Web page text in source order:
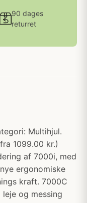
90 dages
returret
Multihjul.
1099.00 kr.)
af 7000i, med
ergonomiske
kraft. 7000C
og messing